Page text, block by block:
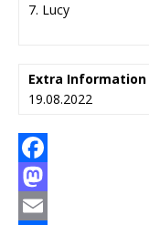
7. Lucy
Extra Information
19.08.2022
F
aM